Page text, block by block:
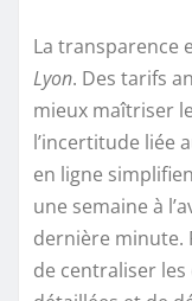
La transparence
Lyon. Des tarifs
mieux maîtriser
l’incertitude liée
en ligne
une semaine à
dernière minute.
de centraliser